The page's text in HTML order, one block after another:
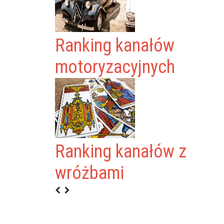
Ranking kanałów
motoryzacyjnych
Ranking kanałów z
wróżbami